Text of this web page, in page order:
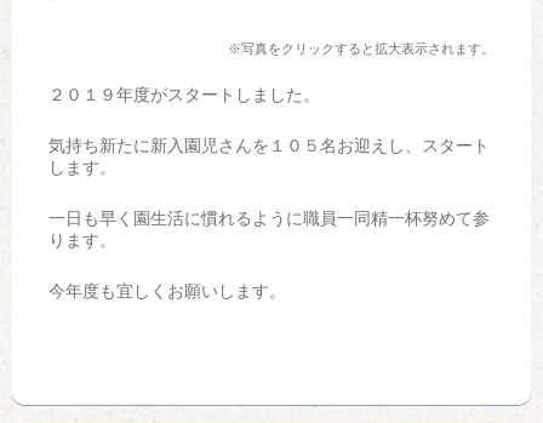
※写真をクリックすると拡大表示されます。
２０１９年度がスタートしました。
気持ち新たに新入園児さんを１０５名お迎えし、スタート
します。
一日も早く園生活に慣れるように職員一同精一杯努めて参
ります。
今年度も宜しくお願いします。